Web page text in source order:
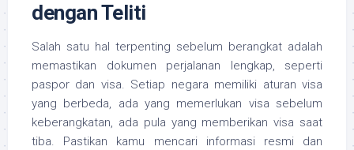
dengan Teliti
Salah satu hal terpenting sebelum berangkat adalah
memastikan dokumen perjalanan lengkap, seperti
paspor dan visa. Setiap negara memiliki aturan visa
yang berbeda, ada yang memerlukan visa sebelum
keberangkatan, ada pula yang memberikan visa saat
tiba. Pastikan kamu mencari informasi resmi dan